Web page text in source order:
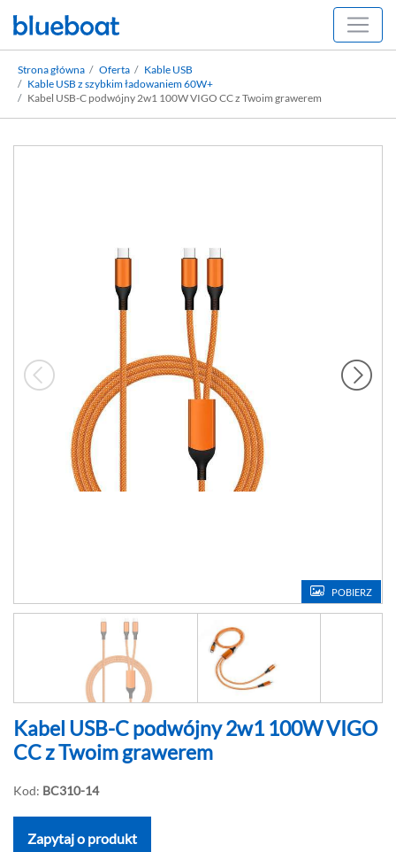
Strona główna Oferta
Kable USB
Kable USB z szybkim ładowaniem 60W+
Kabel USB-C podwójny 2w1 100W VIGO CC z Twoim grawerem
POBIERZ
Kabel USB-C podwójny 2w1 100W VIGO
CC z Twoim grawerem
Kod: BC310-14
Zapytaj o produkt